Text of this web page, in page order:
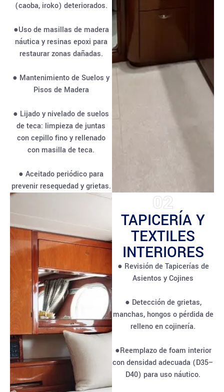
(caoba, iroko) deteriorados.
●Uso de masillas de madera
náutica y resinas epoxi para
restaurar zonas dañadas.
● Mantenimiento de Suelos y
Pisos de Madera
● Lijado y nivelado de suelos
de teca: limpieza de juntas
con cepillo fino y rellenado
con masilla de teca.
● Aceitado periódico para
prevenir resequedad y grietas.
02
TAPICERÍA Y
TEXTILES
INTERIORES
● Revisión de Tapicerías de
Asientos y Cojines
● Detección de grietas,
manchas, hongos o pérdida de
relleno en cojinería.
●Reemplazo de foam interior
con densidad adecuada (D35–
D40) para uso náutico.